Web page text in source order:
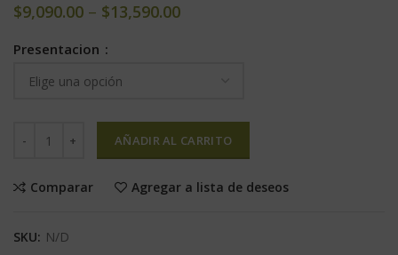
$9,090.00 – $13,590.00
Presentacion
AÑADIR AL CARRITO
Comparar Agregar a lista de deseos
SKU: N/D